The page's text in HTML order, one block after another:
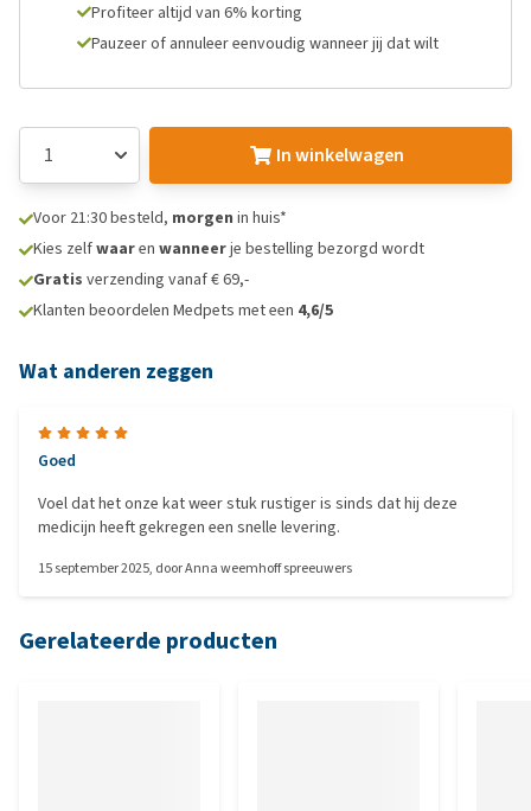
Profiteer altijd van 6% korting
Pauzeer of annuleer eenvoudig wanneer jij dat wilt
In winkelwagen
Voor 21:30 besteld, morgen in huis*
Kies zelfwaaren wanneerje bestelling bezorgd wordt
Gratis verzending vanaf € 69,-
Klanten beoordelen Medpets met een 4,6/5
Wat anderen zeggen
Goed
Voel dat het onze kat weer stuk rustiger is sinds dat hij deze
medicijn heeft gekregen een snelle levering.
15 september 2025, doorAnna weemhoff spreeuwers
Gerelateerde producten